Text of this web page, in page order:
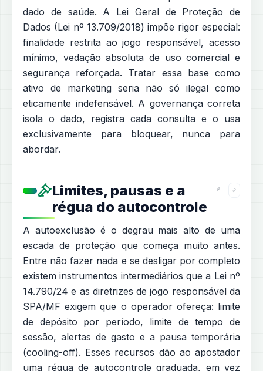
dado de saúde. A Lei Geral de Proteção de
Dados (Lei nº 13.709/2018) impõe rigor especial:
finalidade restrita ao jogo responsável, acesso
mínimo, vedação absoluta de uso comercial e
segurança reforçada. Tratar essa base como
ativo de marketing seria não só ilegal como
eticamente indefensável. A governança correta
isola o dado, registra cada consulta e o usa
exclusivamente para bloquear, nunca para
abordar.
Limites, pausas e a
régua do autocontrole
A autoexclusão é o degrau mais alto de uma
escada de proteção que começa muito antes.
Entre não fazer nada e se desligar por completo
existem instrumentos intermediários que a Lei nº
14.790/24 e as diretrizes de jogo responsável da
SPA/MF exigem que o operador ofereça: limite
de depósito por período, limite de tempo de
sessão, alertas de gasto e a pausa temporária
(cooling-off). Esses recursos dão ao apostador
uma régua de autocontrole graduada, em vez